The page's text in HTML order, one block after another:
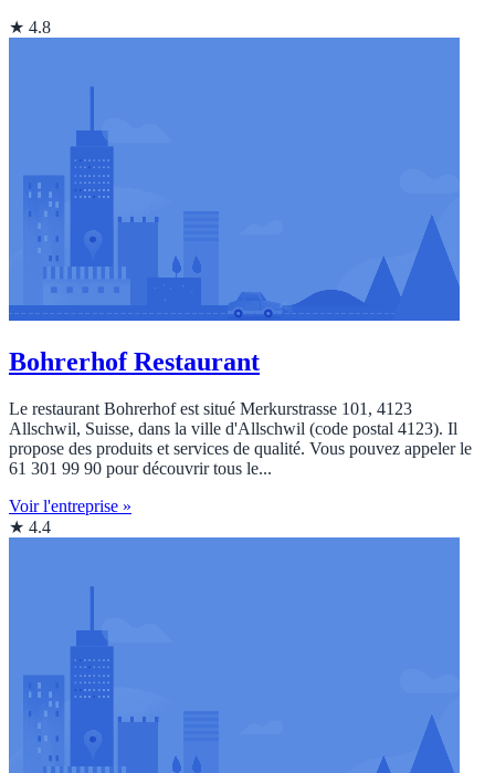
★ 4.8
Bohrerhof Restaurant
Le restaurant Bohrerhof est situé Merkurstrasse 101, 4123
Allschwil, Suisse, dans la ville d'Allschwil (code postal 4123). Il
propose des produits et services de qualité. Vous pouvez appeler le
61 301 99 90 pour découvrir tous le...
Voir l'entreprise »
★ 4.4